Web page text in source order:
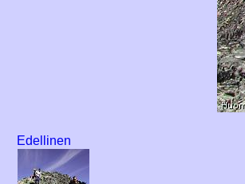
Edellinen